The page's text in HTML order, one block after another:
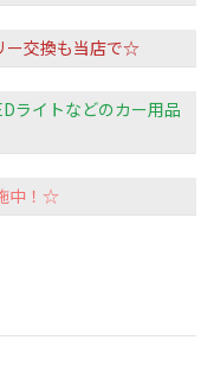
ー交換も当店で☆
ライトなどのカー用品
中！☆